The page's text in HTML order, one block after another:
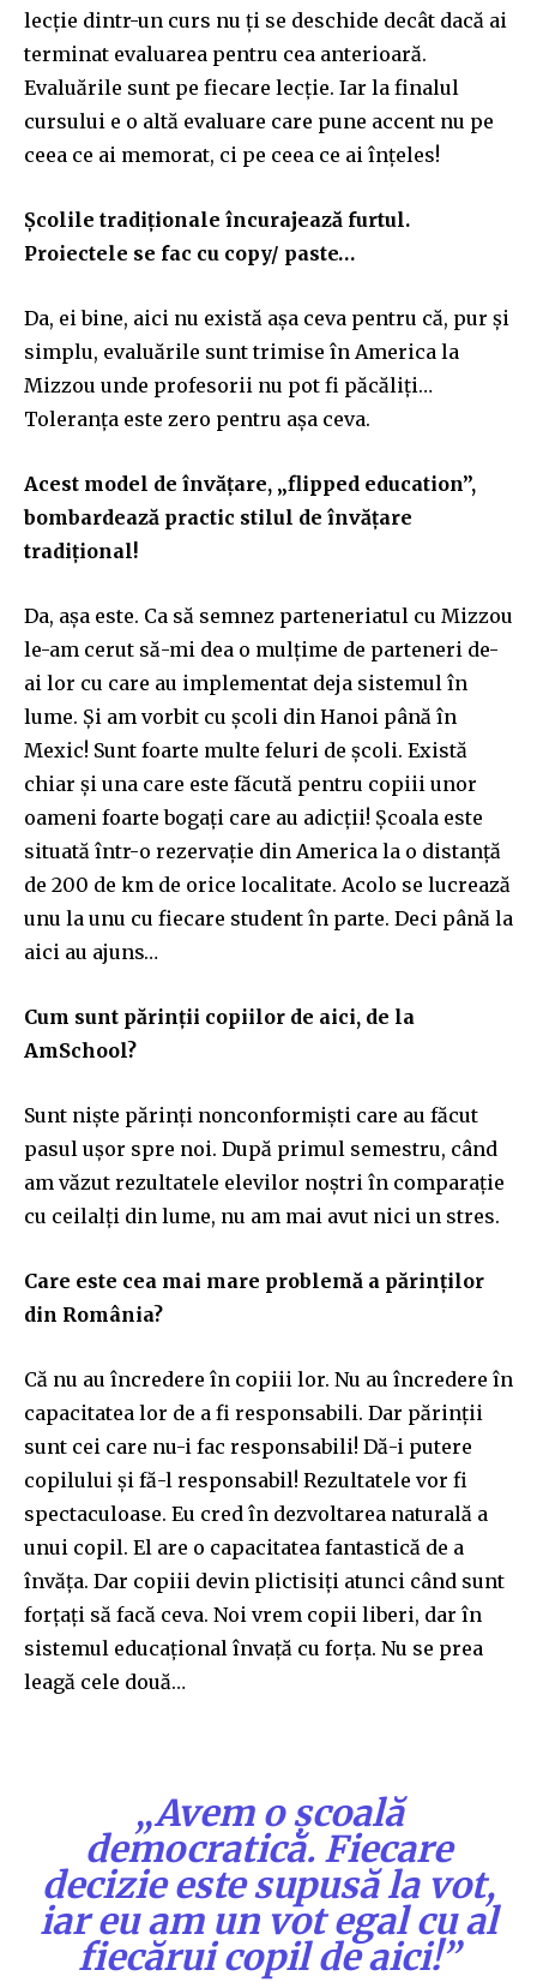
lecție dintr-un curs nu ți se deschide decât dacă ai
terminat evaluarea pentru cea anterioară.
Evaluările sunt pe fiecare lecție. Iar la finalul
cursului e o altă evaluare care pune accent nu pe
ceea ce ai memorat, ci pe ceea ce ai înțeles!
Școlile tradiționale încurajează furtul.
Proiectele se fac cu copy/ paste…
Da, ei bine, aici nu există așa ceva pentru că, pur și
simplu, evaluările sunt trimise în America la
Mizzou unde profesorii nu pot fi păcăliți…
Toleranța este zero pentru așa ceva.
Acest model de învățare, „flipped education”,
bombardează practic stilul de învățare
tradițional!
Da, așa este. Ca să semnez parteneriatul cu Mizzou
le-am cerut să-mi dea o mulțime de parteneri de-
ai lor cu care au implementat deja sistemul în
lume. Și am vorbit cu școli din Hanoi până în
Mexic! Sunt foarte multe feluri de școli. Există
chiar și una care este făcută pentru copiii unor
oameni foarte bogați care au adicții! Școala este
situată într-o rezervație din America la o distanță
de 200 de km de orice localitate. Acolo se lucrează
unu la unu cu fiecare student în parte. Deci până la
aici au ajuns…
Cum sunt părinții copiilor de aici, de la
AmSchool?
Sunt niște părinți nonconformiști care au făcut
pasul ușor spre noi. După primul semestru, când
am văzut rezultatele elevilor noștri în comparație
cu ceilalți din lume, nu am mai avut nici un stres.
Care este cea mai mare problemă a părinților
din România?
Că nu au încredere în copiii lor. Nu au încredere în
capacitatea lor de a fi responsabili. Dar părinții
sunt cei care nu-i fac responsabili! Dă-i putere
copilului și fă-l responsabil! Rezultatele vor fi
spectaculoase. Eu cred în dezvoltarea naturală a
unui copil. El are o capacitatea fantastică de a
învăța. Dar copiii devin plictisiți atunci când sunt
forțați să facă ceva. Noi vrem copii liberi, dar în
sistemul educațional învață cu forța. Nu se prea
leagă cele două…
„Avem o școală
democratică. Fiecare
decizie este supusă la vot,
iar eu am un vot egal cu al
fiecărui copil de aici!”